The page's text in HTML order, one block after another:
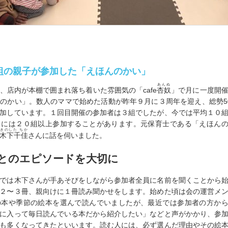
親子が参加した「えほんのかい」
店内が本棚で囲まれ落ち着いた雰囲気の「cafe杏奴
あんぬ
」で月に一度開
かい」。数人のママで始めた活動が昨年９月に３周年を迎え、総勢
しています。１回目開催の参加者は３組でしたが、今では平均１０
は２０組以上参加することがあります。元保育士である「えほん
木下千佳
きのした ちか
さんに話を伺いました。
のエピソードを大切に
は木下さんが手あそびをしながら参加者全員に名前を聞くことから
〜３冊、親向けに１冊読み聞かせをします。始めた頃は会の運営メ
や季節の絵本を選んで読んでいましたが、最近では参加者の方か
入って毎日読んでいる本だから紹介したい」などと声がかかり、参
多くなってきたといいます。読む人には、必ず選んだ理由やその絵